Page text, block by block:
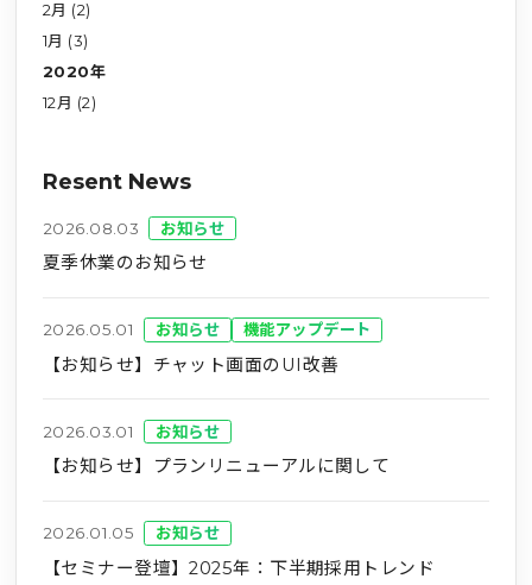
2月 (2)
1月 (3)
2020年
12月 (2)
Resent News
2026.08.03 お知らせ
夏季休業のお知らせ
2026.05.01 お知らせ 機能アップデート
【お知らせ】チャット画面のUI改善
2026.03.01 お知らせ
【お知らせ】プランリニューアルに関して
2026.01.05 お知らせ
【セミナー登壇】2025年：下半期採用トレンド